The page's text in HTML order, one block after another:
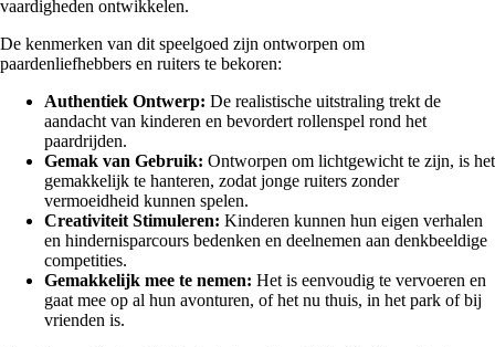
vaardigheden ontwikkelen.
De kenmerken van dit speelgoed zijn ontworpen om
paardenliefhebbers en ruiters te bekoren:
Authentiek Ontwerp: De realistische uitstraling trekt de
aandacht van kinderen en bevordert rollenspel rond het
paardrijden.
Gemak van Gebruik: Ontworpen om lichtgewicht te zijn, is het
gemakkelijk te hanteren, zodat jonge ruiters zonder
vermoeidheid kunnen spelen.
Creativiteit Stimuleren: Kinderen kunnen hun eigen verhalen
en hindernisparcours bedenken en deelnemen aan denkbeeldige
competities.
Gemakkelijk mee te nemen: Het is eenvoudig te vervoeren en
gaat mee op al hun avonturen, of het nu thuis, in het park of bij
vrienden is.